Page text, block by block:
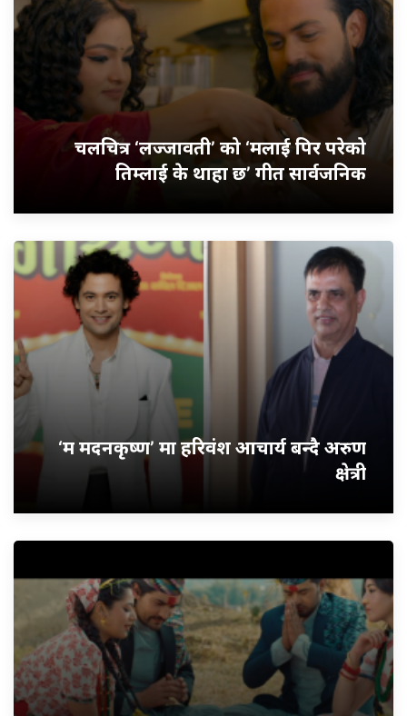
चलचित्र ‘लज्जावती’ को ‘मलाई पिर परेको
तिम्लाई के थाहा छ’ गीत सार्वजनिक
‘म मदनकृष्ण’ मा हरिवंश आचार्य बन्दै अरुण
क्षेत्री